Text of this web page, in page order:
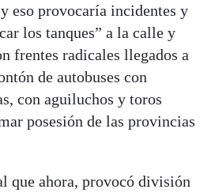
eso provocaría incidentes y
los tanques” a la calle y
frentes radicales llegados a
de autobuses con
con aguiluchos y toros
posesión de las provincias
que ahora, provocó división